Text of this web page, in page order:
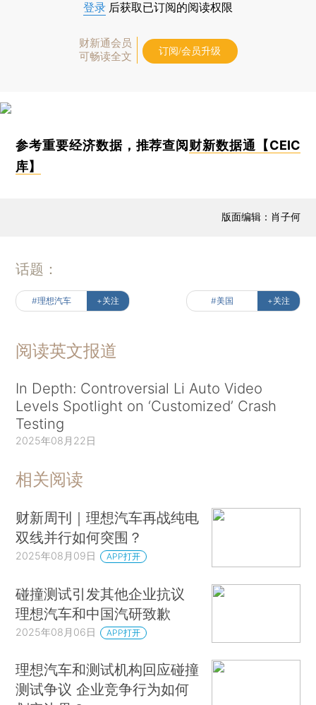
登录 后获取已订阅的阅读权限
财新通会员
可畅读全文
订阅/会员升级
参考重要经济数据，推荐查阅 财新数据通【CEIC
库】
版面编辑：肖子何
话题：
#理想汽车 +关注 #美国 +关注
阅读英文报道
In Depth: Controversial Li Auto Video
Levels Spotlight on ‘Customized’ Crash
Testing
2025年08月22日
相关阅读
财新周刊｜理想汽车再战纯电
双线并行如何突围？
2025年08月09日 APP打开
碰撞测试引发其他企业抗议
理想汽车和中国汽研致歉
2025年08月06日 APP打开
理想汽车和测试机构回应碰撞
测试争议 企业竞争行为如何